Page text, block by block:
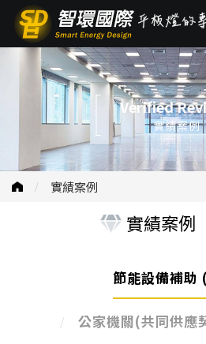
Verified
實績案例
實績案例
實績案例
節能設備補助
公家機關(共同供應